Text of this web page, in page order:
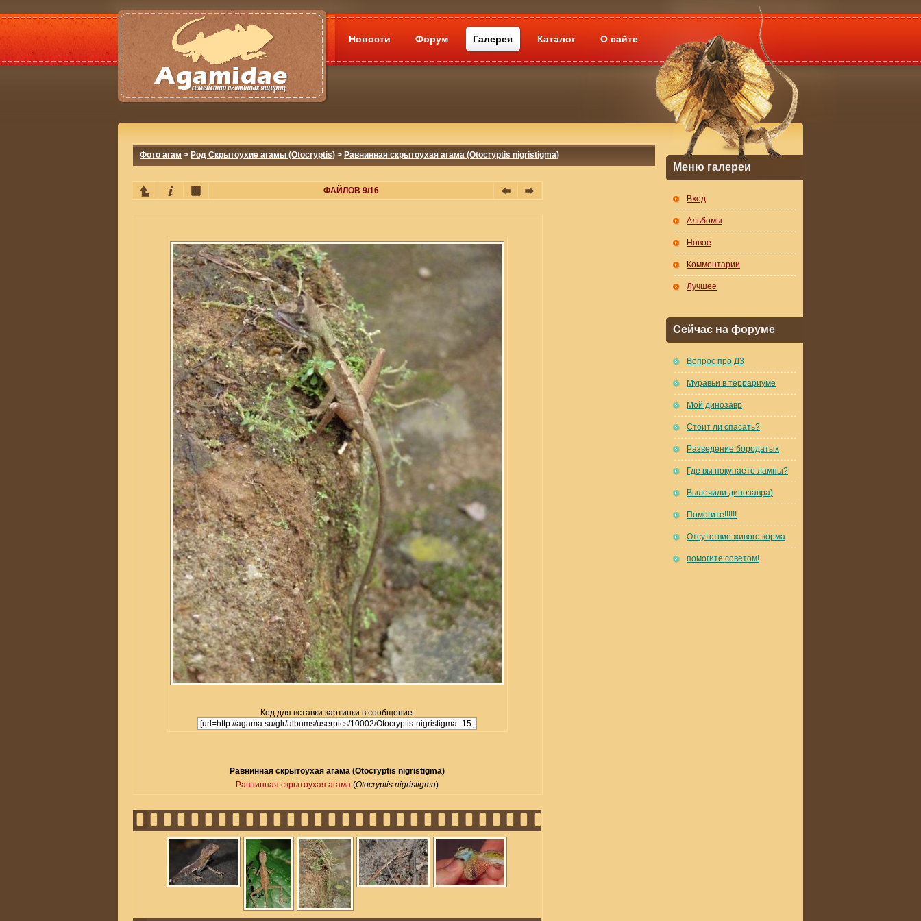
Новости Форум Галерея Каталог О сайте
Фото агам > Род Скрытоухие агамы (Otocryptis) > Равнинная скрытоухая агама (Otocryptis nigristigma)
ФАЙЛОВ 9/16
Код для вставки картинки в сообщение:
Равнинная скрытоухая агама (Otocryptis nigristigma)
Равнинная скрытоухая агама (Otocryptis nigristigma)
Меню галереи
Вход
Альбомы
Новое
Комментарии
Лучшее
Сейчас на форуме
Вопрос про Д3
Муравьи в террариуме
Мой динозавр
Стоит ли спасать?
Разведение бородатых
Где вы покупаете лампы?
Вылечили динозавра)
Помогите!!!!!!
Отсутствие живого корма
помогите советом!